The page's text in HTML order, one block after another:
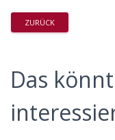
ZURÜCK
Das